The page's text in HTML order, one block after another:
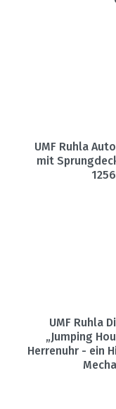
UMF Ruhla
mit
UMF Ruhla
„Jumping
Herrenuhr - ein